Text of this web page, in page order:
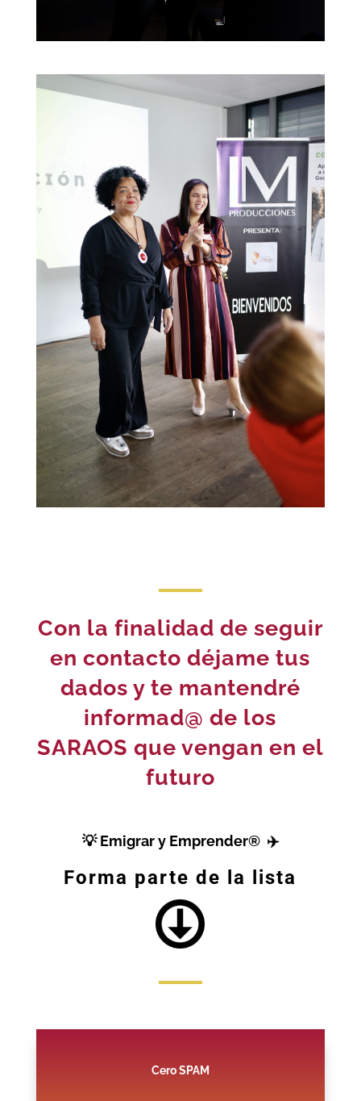
Con la finalidad de seguir
en contacto déjame tus
dados y te mantendré
informad@ de los
SARAOS que vengan en el
futuro
💡Emigrar y Emprender®✈️
Forma parte de la lista
Cero SPAM